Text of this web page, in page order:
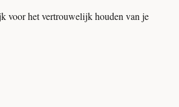
voor het vertrouwelijk houden van je